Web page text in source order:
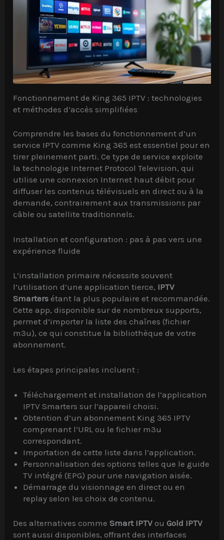
Fonctionnement de King 365 IPTV : technologies
et méthodes d’accès simplifiées
Comprendre les bases du fonctionnement d’un
service IPTV comme King 365 est essentiel pour en
tirer pleinement parti. Ce type de service exploite
la technologie Internet Protocol Television, qui
utilise une connexion Internet haut débit pour
diffuser les contenus télévisuels en direct ou à la
demande, contrairement aux transmissions par
câble ou satellite traditionnels.
Installation et configuration : pas à pas vers une
expérience fluide
L’installation primaire nécessite souvent
l’utilisation d’une application tierce, IPTV
Smarters étant la plus populaire et recommandée.
Cette app, disponible sur de nombreux supports,
permet d’importer la liste des chaînes (fichier
m3u), ce qui constitue la bibliothèque de votre
abonnement.
Les étapes principales incluent :
Téléchargement et installation de l’application
IPTV Smarters sur l’appareil choisi.
Obtention d’un abonnement King 365 IPTV
comprenant l’URL ou le fichier m3u
correspondant.
Importation de cette liste dans l’application.
Personnalisation des options telles que le guide
TV intégré (EPG) pour une navigation aisée.
Démarrage du visionnage en direct ou en
replay selon les choix de contenu.
Des alternatives comme Smart IPTV ouGold IPTV
sont aussi disponibles, offrant des interfaces